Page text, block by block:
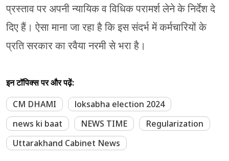
प्रस्ताव पर अपनी न्यायिक व विधिक परामर्श लेने के निर्देश दे
दिए हैं। ऐसा माना जा रहा है कि इस संदर्भ में कर्मचारियों के
प्रति सरकार का रवैया नरमी से भरा है।
इन टॉपिक्स पर और पढ़ें:
CM DHAMI
loksabha election 2024
news ki baat
NEWS TIME
Regularization
Uttarakhand Cabinet News